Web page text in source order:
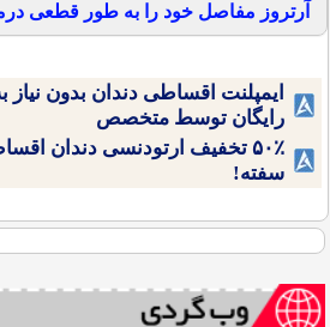
آرتروز مفاصل خود را به طور قطعی
ایمپلنت اقساطی دندان بدون
رایگان توسط متخصص
۵۰٪ تخفیف ارتودنسی دندان
سفته!